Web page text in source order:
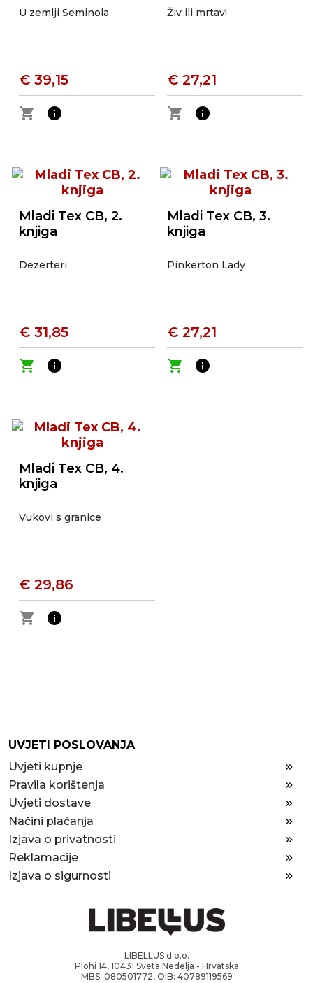
U zemlji Seminola
€ 39,15
shopping_cart
info
Živ ili mrtav!
€ 27,21
shopping_cart
info
Mladi Tex CB, 2.
knjiga
Dezerteri
€ 31,85
shopping_cart
info
Mladi Tex CB, 3.
knjiga
Pinkerton Lady
€ 27,21
shopping_cart
info
Mladi Tex CB, 4.
knjiga
Vukovi s granice
€ 29,86
shopping_cart
info
UVJETI POSLOVANJA
Uvjeti kupnje
Pravila korištenja
Uvjeti dostave
Načini plaćanja
Izjava o privatnosti
Reklamacije
Izjava o sigurnosti
LIBELLUS d.o.o.
Plohi 14, 10431 Sveta Nedelja - Hrvatska
MBS: 080501772, OIB: 40789119569